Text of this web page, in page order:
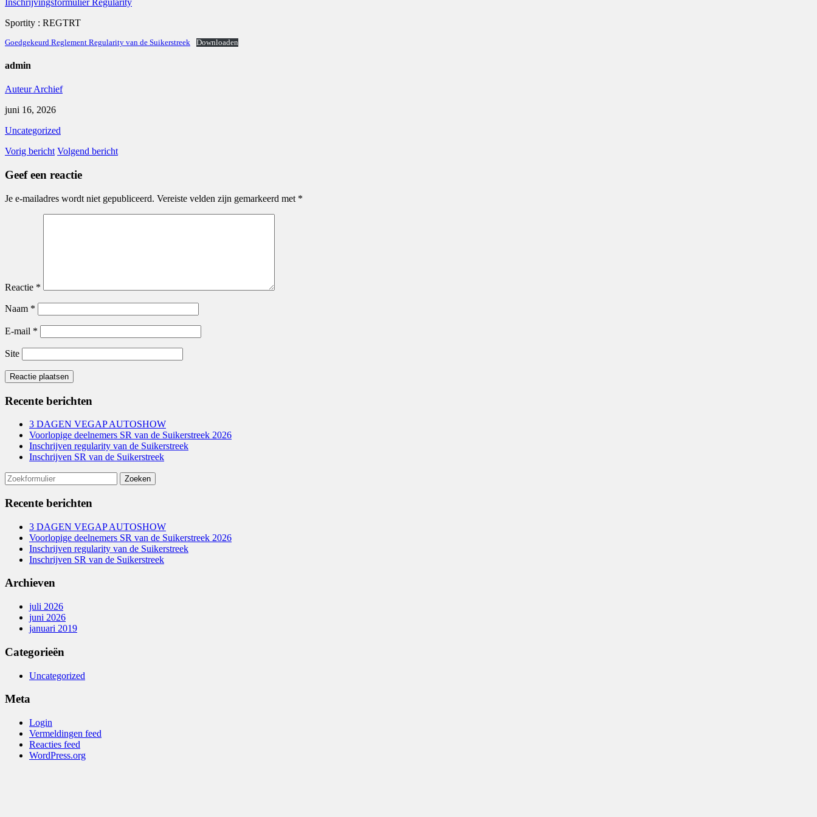
Sportity : REGTRT
Goedgekeurd Reglement Regularity van de Suikerstreek Downloaden
admin
Auteur Archief
juni 16, 2026
Uncategorized
Vorig bericht Volgend bericht
Geef een reactie
Je e-mailadres wordt niet gepubliceerd. Vereiste velden zijn gemarkeerd met *
Reactie *
Naam *
E-mail *
Site
Recente berichten
3 DAGEN VEGAP AUTOSHOW
Voorlopige deelnemers SR van de Suikerstreek 2026
Inschrijven regularity van de Suikerstreek
Inschrijven SR van de Suikerstreek
Zoeken
naar:
Recente berichten
3 DAGEN VEGAP AUTOSHOW
Voorlopige deelnemers SR van de Suikerstreek 2026
Inschrijven regularity van de Suikerstreek
Inschrijven SR van de Suikerstreek
Archieven
juli 2026
juni 2026
januari 2019
Categorieën
Uncategorized
Meta
Login
Vermeldingen feed
Reacties feed
WordPress.org